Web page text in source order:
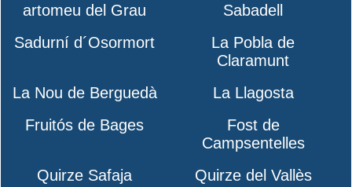
artomeu del Grau
Sabadell
Sadurní d´Osormort
La Pobla de
Claramunt
La Nou de Berguedà
La Llagosta
Fruitós de Bages
Fost de
Campsentelles
Quirze Safaja
Quirze del Vallès